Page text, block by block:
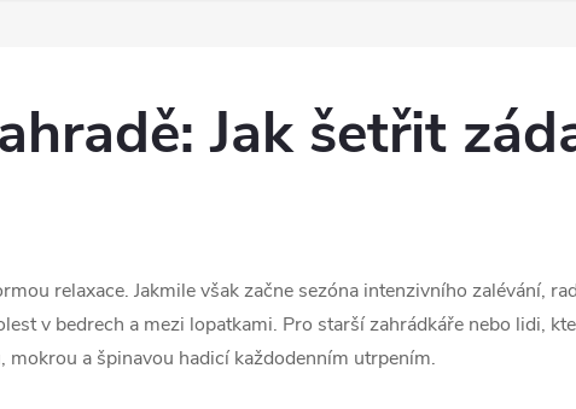
Jak šetřit
relaxace. Jakmile však začne sezóna intenzivního zalévání,
v bedrech a mezi lopatkami. Pro starší zahrádkáře nebo lidi,
a špinavou hadicí každodenním utrpením.